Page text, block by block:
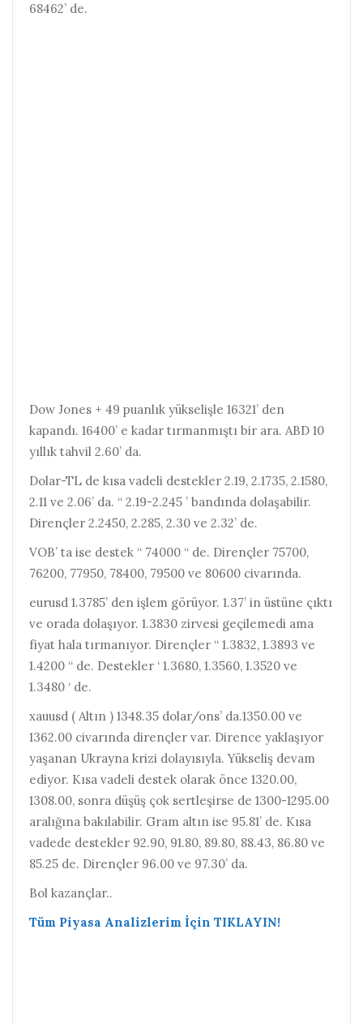
68462’ de.
Dow Jones + 49 puanlık yükselişle 16321’ den
kapandı. 16400’ e kadar tırmanmıştı bir ara. ABD 10
yıllık tahvil 2.60’ da.
Dolar-TL de kısa vadeli destekler 2.19, 2.1735, 2.1580,
2.11 ve 2.06’ da. “ 2.19-2.245 ’ bandında dolaşabilir.
Dirençler 2.2450, 2.285, 2.30 ve 2.32’ de.
VOB’ ta ise destek “ 74000 “ de. Dirençler 75700,
76200, 77950, 78400, 79500 ve 80600 civarında.
eurusd 1.3785’ den işlem görüyor. 1.37’ in üstüne çıktı
ve orada dolaşıyor. 1.3830 zirvesi geçilemedi ama
fiyat hala tırmanıyor. Dirençler “ 1.3832, 1.3893 ve
1.4200 “ de. Destekler ‘ 1.3680, 1.3560, 1.3520 ve
1.3480 ‘ de.
xauusd ( Altın ) 1348.35 dolar/ons’ da.1350.00 ve
1362.00 civarında dirençler var. Dirence yaklaşıyor
yaşanan Ukrayna krizi dolayısıyla. Yükseliş devam
ediyor. Kısa vadeli destek olarak önce 1320.00,
1308.00, sonra düşüş çok sertleşirse de 1300-1295.00
aralığına bakılabilir. Gram altın ise 95.81’ de. Kısa
vadede destekler 92.90, 91.80, 89.80, 88.43, 86.80 ve
85.25 de. Dirençler 96.00 ve 97.30’ da.
Bol kazançlar..
Tüm Piyasa Analizlerim İçin TIKLAYIN!